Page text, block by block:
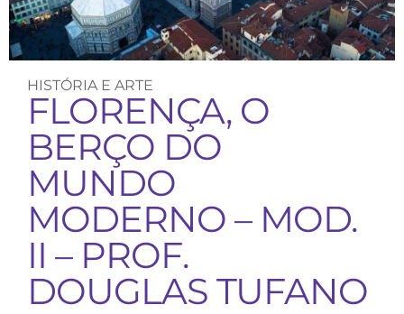
HISTÓRIA E ARTE
FLORENÇA, O
BERÇO DO
MUNDO
MODERNO – MOD.
II – PROF.
DOUGLAS TUFANO